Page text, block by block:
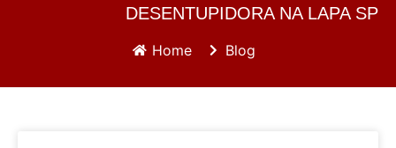
DESENTUPIDORA NA LAPA SP
Home Blog